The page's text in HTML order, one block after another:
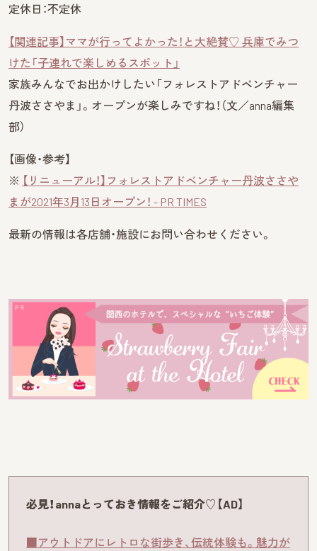
定休日：不定休
【関連記事】ママが行ってよかった！と大絶賛♡ 兵庫でみつ
けた「子連れで楽しめるスポット」
家族みんなでお出かけしたい「フォレストアドベンチャー
丹波ささやま」。オープンが楽しみですね！（文／anna編集
部）
【画像・参考】
※ 【リニューアル！】フォレストアドベンチャー丹波ささや
まが2021年3月13日オープン！ - PR TIMES
最新の情報は各店舗・施設にお問い合わせください。
必見！annaとっておき情報をご紹介♡【AD】
■アウトドアにレトロな街歩き、伝統体験も。魅力が